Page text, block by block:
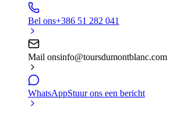
Bel ons+386 51 282 041
Mail onsinfo@toursdumontblanc.com
WhatsAppStuur ons een bericht